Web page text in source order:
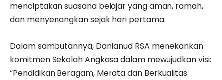
menciptakan suasana belajar yang aman, ramah,
dan menyenangkan sejak hari pertama.
Dalam sambutannya, Danlanud RSA menekankan
komitmen Sekolah Angkasa dalam mewujudkan visi:
“Pendidikan Beragam, Merata dan Berkualitas